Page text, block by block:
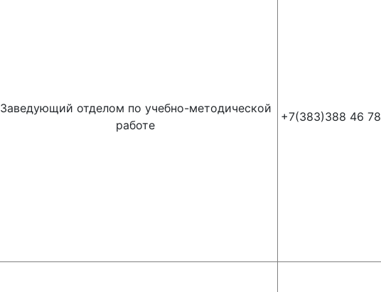
Заведующий отделом по учебно-методической
работе
+7(383)388 46 78